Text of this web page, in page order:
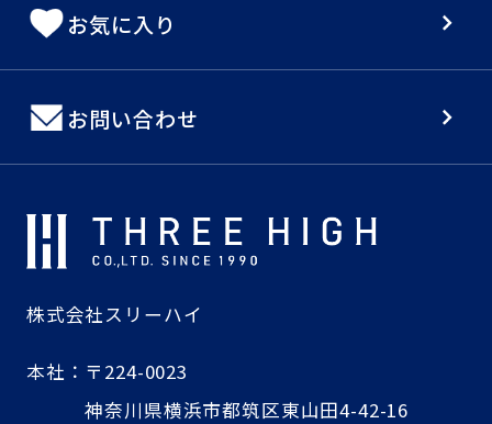
お気に入り
お問い合わせ
株式会社スリーハイ
本社： 〒224-0023
神奈川県横浜市都筑区東山田4-42-16